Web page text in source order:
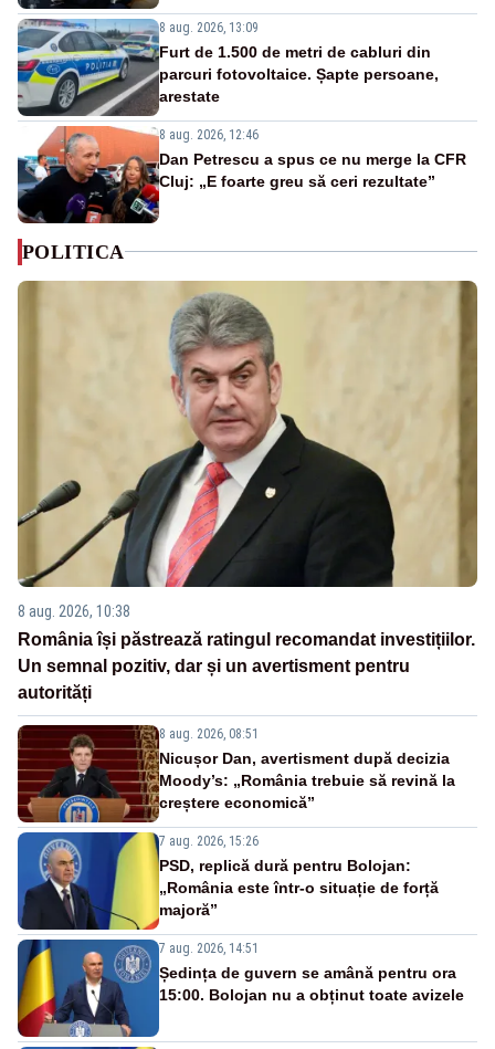
8 aug. 2026, 13:09
Furt de 1.500 de metri de cabluri din
parcuri fotovoltaice. Șapte persoane,
arestate
8 aug. 2026, 12:46
Dan Petrescu a spus ce nu merge la CFR
Cluj: „E foarte greu să ceri rezultate”
POLITICA
8 aug. 2026, 10:38
România își păstrează ratingul recomandat investițiilor.
Un semnal pozitiv, dar și un avertisment pentru
autorități
8 aug. 2026, 08:51
Nicușor Dan, avertisment după decizia
Moody’s: „România trebuie să revină la
creștere economică”
7 aug. 2026, 15:26
PSD, replică dură pentru Bolojan:
„România este într-o situație de forță
majoră”
7 aug. 2026, 14:51
Ședința de guvern se amână pentru ora
15:00. Bolojan nu a obținut toate avizele